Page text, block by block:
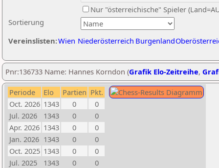
Sortierung
Nur "österreichische" Spieler
Vereinslisten:Wien Niederösterreich Burgenland
Pnr:136733 Name: Hannes Korndon (Grafik Elo-Zeitreihe,
Periode Elo Partien Pkt.
Oct. 2026 1343 0
0
Jul. 2026
1343 0
0
Apr. 2026 1343 0
0
Jan. 2026 1343 0
0
Oct. 2025 1343 0
0
Jul. 2025
1343 0
0